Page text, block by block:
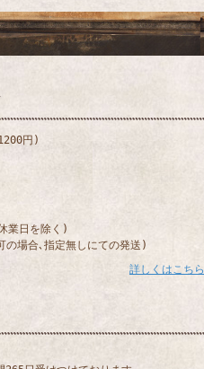
円)
業日を除く)
場合､指定無しにての発送)
詳しくはこちら